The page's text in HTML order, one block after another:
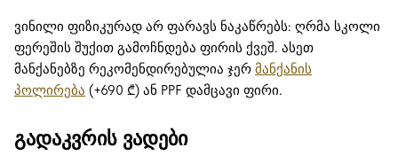
ვინილი ფიზიკურად არ ფარავს ნაკაწრებს: ღრმა სკოლი
ფერეშის შუქით გამოჩნდება ფირის ქვეშ. ასეთ
მანქანებზე რეკომენდირებულია ჯერ მანქანის
პოლირება (+690 ₾) ან PPF დამცავი ფირი.
გადაკვრის ვადები